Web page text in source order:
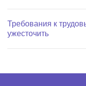
Требования к
ужесточить